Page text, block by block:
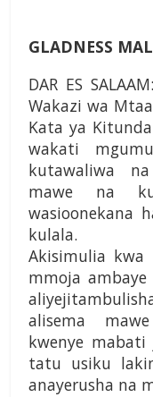
GLADNESS
DAR ES
Wakazi wa
Kata ya
wakati
kutawaliwa
mawe na
wasioonekana
kulala.
Akisimulia kwa
mmoja
alisema
kwenye
tatu usiku
anayerusha na